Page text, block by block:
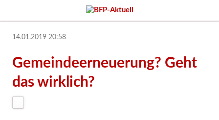
14.01.2019 20:58
Gemeindeerneuerung? Geht
das wirklich?